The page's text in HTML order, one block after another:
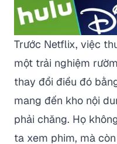
Trước Netflix, việc
một trải nghiệm
thay đổi điều đó
mang đến kho nội
phải chăng. Họ
ta xem phim, mà